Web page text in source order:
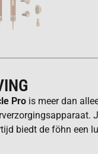
Pro is meer dan
biedt de föhn een